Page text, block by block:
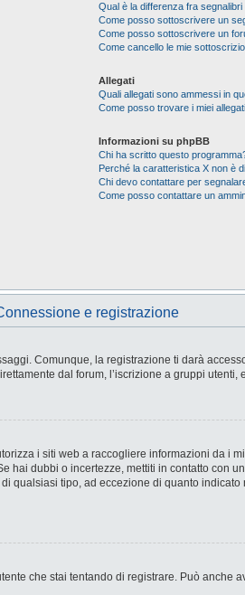
Qual è la differenza fra
Come posso sottoscrivere un
Come posso sottoscrivere un
Come cancello le mie
Allegati
Quali allegati sono ammessi in
Come posso trovare i miei
Informazioni su phpBB
Chi ha scritto questo
Perché la caratteristica X non è
Chi devo contattare per
Come posso contattare un
e registrazione
Comunque, la registrazione ti darà
dal forum, l’iscrizione a gruppi
i siti web a raccogliere informazioni da i
dubbi o incertezze, mettiti in contatto con
tipo, ad eccezione di quanto
che stai tentando di registrare. Può